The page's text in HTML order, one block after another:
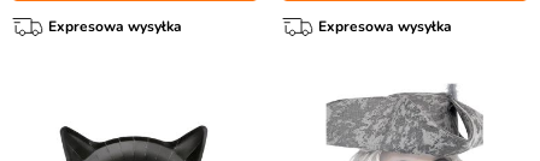
Expresowa wysyłka Expresowa wysyłka